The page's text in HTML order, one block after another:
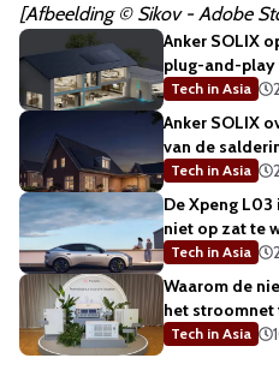
[Afbeelding © Sikov - Adobe
Anker SOLIX
plug-and-play
Tech in Asia
Anker SOLIX
van de
energienet
Tech in Asia
De Xpeng
niet op zat te
Tech in Asia
Waarom de
het
Tech in Asia